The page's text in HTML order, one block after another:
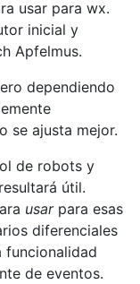
usar para wx.
inicial y
Apfelmus.
dependiendo
se ajusta mejor.
de robots y
útil.
usarpara esas
diferenciales
funcionalidad
de eventos.